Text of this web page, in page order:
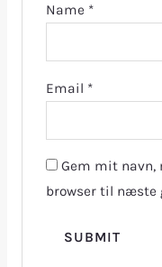
Name *
Email *
Gem mit navn,
browser til næste